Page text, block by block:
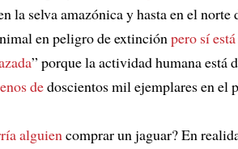
la selva amazónica y hasta en el
en peligro de extinción pero sí
” porque la actividad humana está
dedoscientos mil ejemplares en el
alguien comprar un jaguar? En